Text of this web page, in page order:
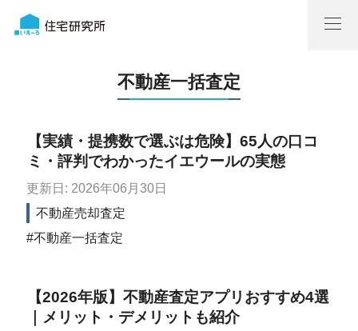
不動産一括査定
【実績・提携数で選ぶは危険】65人の口コ
ミ・評判でわかったイエウールの実態
更新日: 2026年06月30日
不動産売却査定
不動産一括査定
【2026年版】不動産査定アプリおすすめ4選
｜メリット・デメリットも紹介